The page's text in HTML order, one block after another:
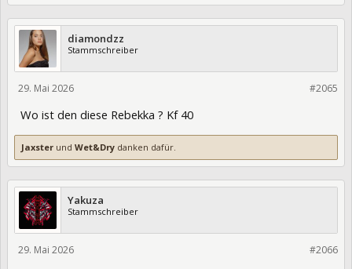
diamondzz
Stammschreiber
#2065
29. Mai 2026
Wo ist den diese Rebekka ? Kf 40
Jaxster und Wet&Dry danken dafür.
Yakuza
Stammschreiber
#2066
29. Mai 2026